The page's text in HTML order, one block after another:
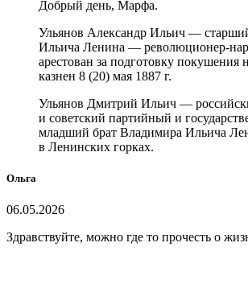
Добрый день, Марфа.
Ульянов Александр Ильич —
Ильича Ленина — революционер-
арестован за подготовку покушения
казнен 8 (20) мая 1887 г.
Ульянов Дмитрий Ильич —
и советский партийный и
младший брат Владимира Ильича
в Ленинских горках.
Ольга
06.05.2026
Здравствуйте, можно где то прочесть о